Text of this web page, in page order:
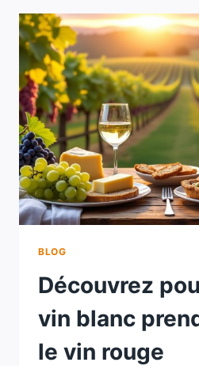
TECHNIQUE
QUI
LE
VIN
ROUGE
EN
VIN
BLANC
BLOG
Découvrez
vin blanc
le vin rouge